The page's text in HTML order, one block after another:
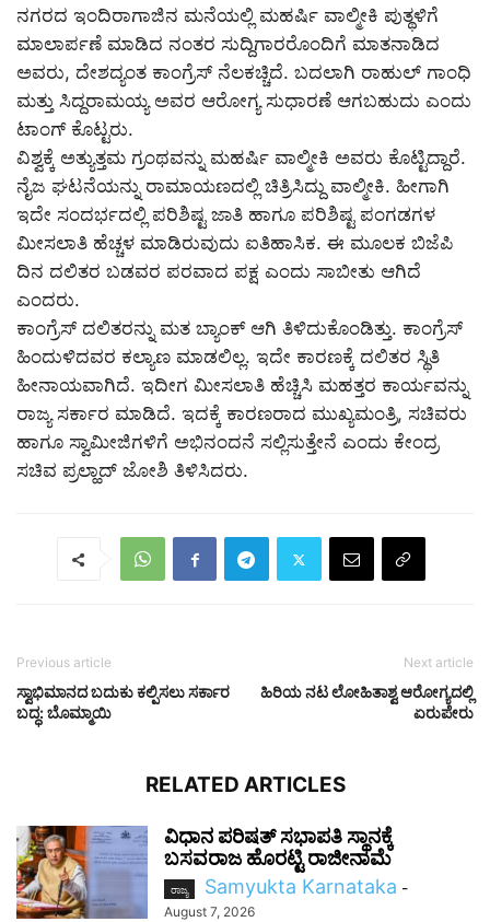
ನಗರದ ಇಂದಿರಾಗಾಜಿನ ಮನೆಯಲ್ಲಿ ಮಹರ್ಷಿ ವಾಲ್ಮೀಕಿ ಪುತ್ಥಳಿಗೆ
ಮಾಲಾರ್ಪಣೆ ಮಾಡಿದ ನಂತರ ಸುದ್ದಿಗಾರರೊಂದಿಗೆ ಮಾತನಾಡಿದ
ಅವರು, ದೇಶದ್ಯಂತ ಕಾಂಗ್ರೆಸ್ ನೆಲಕಚ್ಚಿದೆ. ಬದಲಾಗಿ ರಾಹುಲ್ ಗಾಂಧಿ
ಮತ್ತು ಸಿದ್ದರಾಮಯ್ಯ ಅವರ ಆರೋಗ್ಯ ಸುಧಾರಣೆ ಆಗಬಹುದು ಎಂದು
ಟಾಂಗ್ ಕೊಟ್ಟರು.
ವಿಶ್ವಕ್ಕೆ ಅತ್ಯುತ್ತಮ ಗ್ರಂಥವನ್ನು ಮಹರ್ಷಿ ವಾಲ್ಮೀಕಿ ಅವರು ಕೊಟ್ಟಿದ್ದಾರೆ.
ನೈಜ ಘಟನೆಯನ್ನು ರಾಮಾಯಣದಲ್ಲಿ ಚಿತ್ರಿಸಿದ್ದು ವಾಲ್ಮೀಕಿ. ಹೀಗಾಗಿ
ಇದೇ ಸಂದರ್ಭದಲ್ಲಿ ಪರಿಶಿಷ್ಟ ಜಾತಿ ಹಾಗೂ ಪರಿಶಿಷ್ಟ ಪಂಗಡಗಳ
ಮೀಸಲಾತಿ ಹೆಚ್ಚಳ ಮಾಡಿರುವುದು ಐತಿಹಾಸಿಕ. ಈ ಮೂಲಕ ಬಿಜೆಪಿ
ದಿನ ದಲಿತರ ಬಡವರ ಪರವಾದ ಪಕ್ಷ ಎಂದು ಸಾಬೀತು ಆಗಿದೆ
ಎಂದರು.
ಕಾಂಗ್ರೆಸ್ ದಲಿತರನ್ನು ಮತ ಬ್ಯಾಂಕ್ ಆಗಿ ತಿಳಿದುಕೊಂಡಿತ್ತು. ಕಾಂಗ್ರೆಸ್
ಹಿಂದುಳಿದವರ ಕಲ್ಯಾಣ ಮಾಡಲಿಲ್ಲ. ಇದೇ ಕಾರಣಕ್ಕೆ ದಲಿತರ ಸ್ಥಿತಿ
ಹೀನಾಯವಾಗಿದೆ. ಇದೀಗ ಮೀಸಲಾತಿ ಹೆಚ್ಚಿಸಿ ಮಹತ್ತರ ಕಾರ್ಯವನ್ನು
ರಾಜ್ಯ ಸರ್ಕಾರ ಮಾಡಿದೆ. ಇದಕ್ಕೆ ಕಾರಣರಾದ ಮುಖ್ಯಮಂತ್ರಿ, ಸಚಿವರು
ಹಾಗೂ ಸ್ವಾಮೀಜಿಗಳಿಗೆ ಅಭಿನಂದನೆ ಸಲ್ಲಿಸುತ್ತೇನೆ ಎಂದು ಕೇಂದ್ರ
ಸಚಿವ ಪ್ರಲ್ಹಾದ್ ಜೋಶಿ ತಿಳಿಸಿದರು.
Previous article
ಸ್ವಾಭಿಮಾನದ ಬದುಕು ಕಲ್ಪಿಸಲು ಸರ್ಕಾರ
ಬದ್ಧ: ಬೊಮ್ಮಾಯಿ
Next article
ಹಿರಿಯ ನಟ ಲೋಹಿತಾಶ್ವ ಆರೋಗ್ಯದಲ್ಲಿ
ಏರುಪೇರು
RELATED ARTICLES
ವಿಧಾನ ಪರಿಷತ್ ಸಭಾಪತಿ ಸ್ಥಾನಕ್ಕೆ
ಬಸವರಾಜ ಹೊರಟ್ಟಿ ರಾಜೀನಾಮೆ
ರಾಜ್ಯ Samyukta Karnataka -
August 7, 2026